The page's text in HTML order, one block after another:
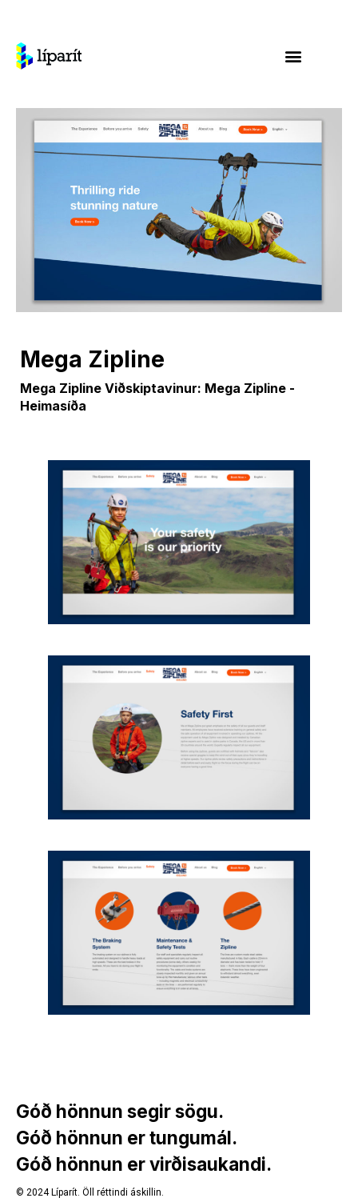
Mega Zipline
Mega Zipline Viðskiptavinur: Mega Zipline -
Heimasíða
Góð hönnun segir sögu.
Góð hönnun er tungumál.
Góð hönnun er virðisaukandi.
© 2024 Líparít. Öll réttindi áskillin.
3248bd
ecdc52
6fc4fb